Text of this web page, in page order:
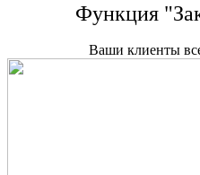
Функция
Ваши клиенты